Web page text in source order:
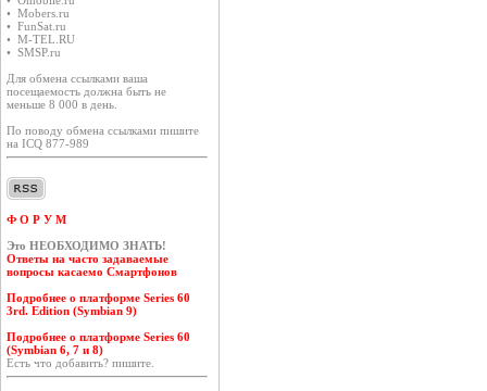
• Mobers.ru
• FunSat.ru
• M-TEL.RU
• SMSP.ru
Для обмена ссылками ваша
посещаемость должна быть не
меньше 8 000 в день.
По поводу обмена ссылками пишите
на ICQ 877-989
Ф О Р У М
Это НЕОБХОДИМО ЗНАТЬ!
Ответы на часто задаваемые
вопросы касаемо Смартфонов
Подробнее о платформе Series 60
3rd. Edition (Symbian 9)
Подробнее о платформе Series 60
(Symbian 6, 7 и 8)
Есть что добавить? пишите.